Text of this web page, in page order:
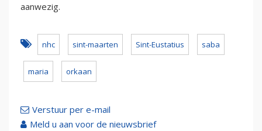
aanwezig.
nhc sint-maarten Sint-Eustatius saba
maria orkaan
Verstuur per e-mail
Meld u aan voor de nieuwsbrief